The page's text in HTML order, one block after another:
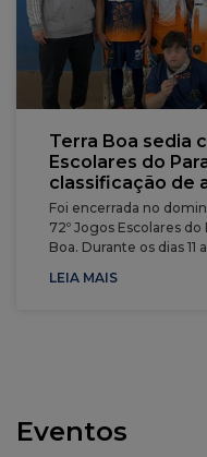
Terra Boa sedia
Escolares do
classificação de
Foi encerrada no
72º Jogos Escolares do
Boa. Durante os dias 11
LEIA MAIS
Eventos